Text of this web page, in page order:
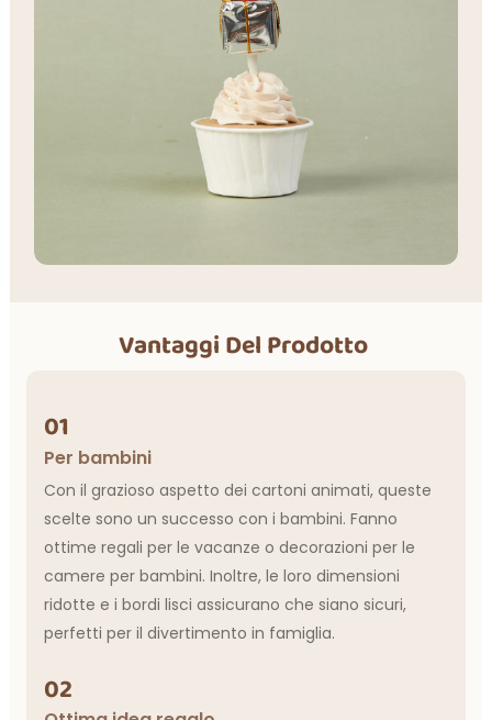
Vantaggi Del Prodotto
01
Per bambini
Con il grazioso aspetto dei cartoni animati, queste
scelte sono un successo con i bambini. Fanno
ottime regali per le vacanze o decorazioni per le
camere per bambini. Inoltre, le loro dimensioni
ridotte e i bordi lisci assicurano che siano sicuri,
perfetti per il divertimento in famiglia.
02